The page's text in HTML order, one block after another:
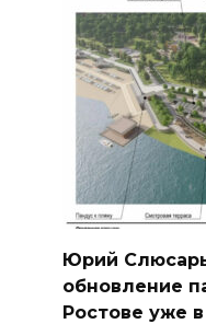
Юрий
обновление
Ростове уже